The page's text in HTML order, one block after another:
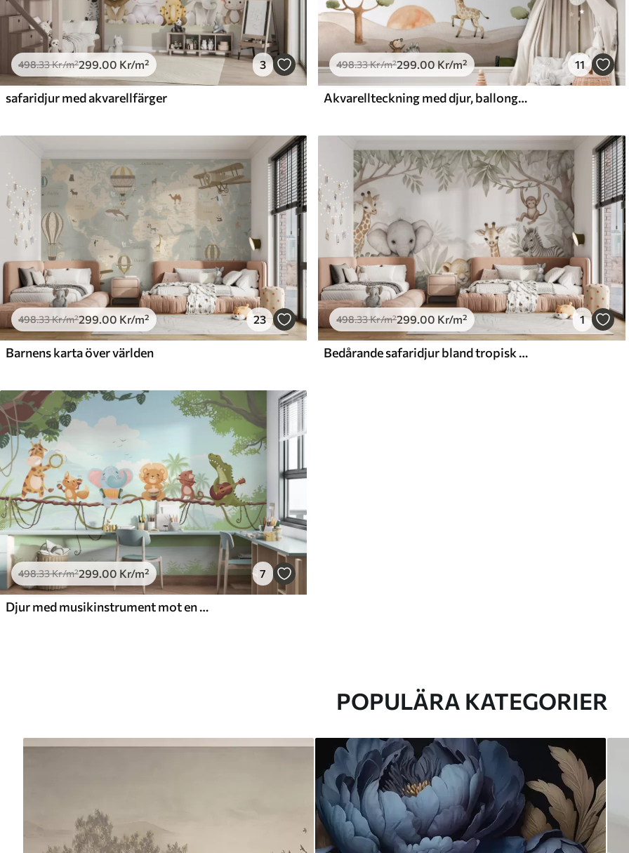
498.33Kr/m²299.00 Kr/m² 3
safaridjur med akvarellfärger
498.33Kr/m²299.00 Kr/m² 11
Akvarellteckning med djur, ballonger, flygplan och bil
498.33Kr/m²299 .00 Kr/m² 23
Barnens karta över världen
498.33Kr/m²299 .00 Kr/m² 1
Bedårande safaridjur bland tropisk växtlighet i akvarellstil
498.33Kr/m²299.00 Kr/m² 7
Djur med musikinstrument mot en tropisk bakgrund
POPULÄRA KATEGORIER